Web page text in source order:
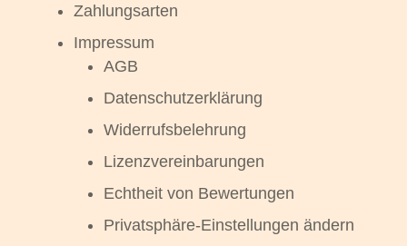
Zahlungsarten
Impressum
AGB
Datenschutzerklärung
Widerrufsbelehrung
Lizenzvereinbarungen
Echtheit von Bewertungen
Privatsphäre-Einstellungen ändern